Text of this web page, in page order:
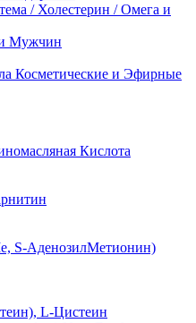
/ Холестерин / Омега и
Мужчин
Косметические и Эфирные
Кислота
S-АденозилМетионин)
L-Цистеин